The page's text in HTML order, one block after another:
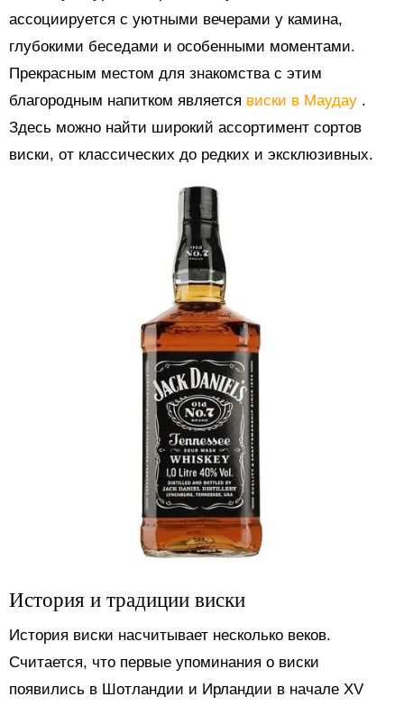
ассоциируется с уютными вечерами у камина,
глубокими беседами и особенными моментами.
Прекрасным местом для знакомства с этим
благородным напитком является виски в Маудау .
Здесь можно найти широкий ассортимент сортов
виски, от классических до редких и эксклюзивных.
История и традиции виски
История виски насчитывает несколько веков.
Считается, что первые упоминания о виски
появились в Шотландии и Ирландии в начале XV